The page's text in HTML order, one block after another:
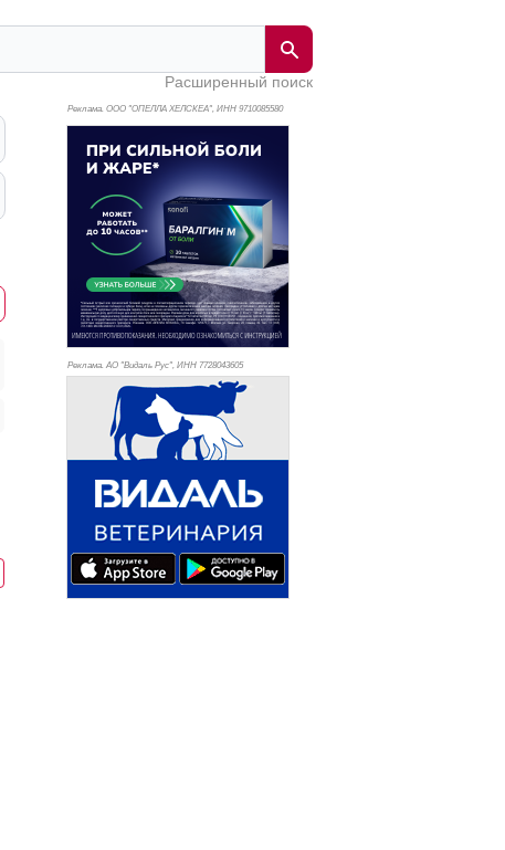
Расширенный поиск
Реклама. ООО "ОПЕЛЛА ХЕЛСКЕА", ИНН 9710085580
Реклама. АО "Видаль Рус", ИНН 7728043605